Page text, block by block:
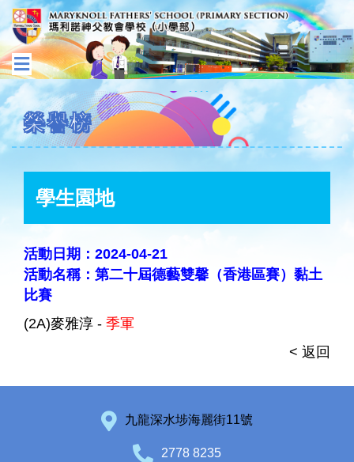
榮譽榜
學生園地
活動日期：2024-04-21
活動名稱：第二十屆德藝雙馨（香港區賽）黏土
比賽
(2A)麥雅淳 - 季軍
< 返回
九龍深水埗海麗街11號
2778 8235